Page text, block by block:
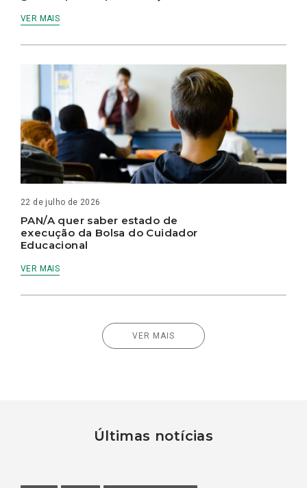
VER MAIS
22 de julho de 2026
PAN/A quer saber estado de
execução da Bolsa do Cuidador
Educacional
VER MAIS
VER MAIS
Últimas notícias